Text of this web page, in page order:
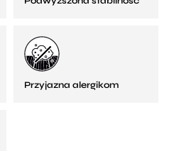
Przyjazna alergikom